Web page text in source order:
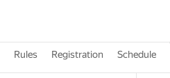
Rules Registration Schedule